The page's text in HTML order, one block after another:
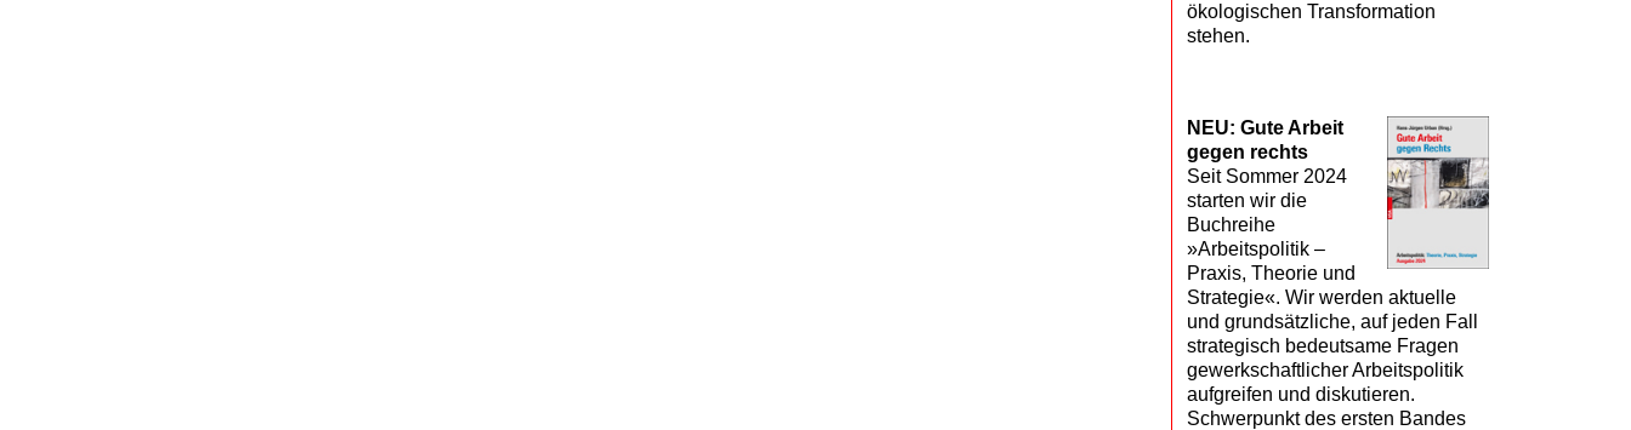
ökologischen Transformation
stehen.
NEU: Gute Arbeit
gegen rechts
Seit Sommer 2024
starten wir die
Buchreihe
»Arbeitspolitik –
Praxis, Theorie und
Strategie«. Wir werden aktuelle
und grundsätzliche, auf jeden Fall
strategisch bedeutsame Fragen
gewerkschaftlicher Arbeitspolitik
aufgreifen und diskutieren.
Schwerpunkt des ersten Bandes